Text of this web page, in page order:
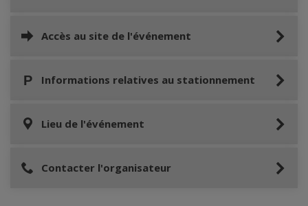
Accès au site de l'événement
Informations relatives au stationnement
Lieu de l'événement
Contacter l'organisateur